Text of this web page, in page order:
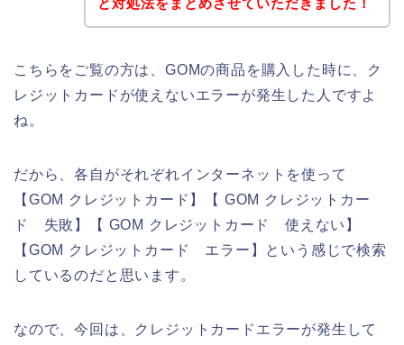
こちらをご覧の方は、GOMの商品を購入した時に、ク
レジットカードが使えないエラーが発生した人ですよ
ね。
だから、各自がそれぞれインターネットを使って
【GOM クレジットカード】【 GOM クレジットカー
ド 失敗】【 GOM クレジットカード 使えない】
【GOM クレジットカード エラー】という感じで検索
しているのだと思います。
なので、今回は、クレジットカードエラーが発生して